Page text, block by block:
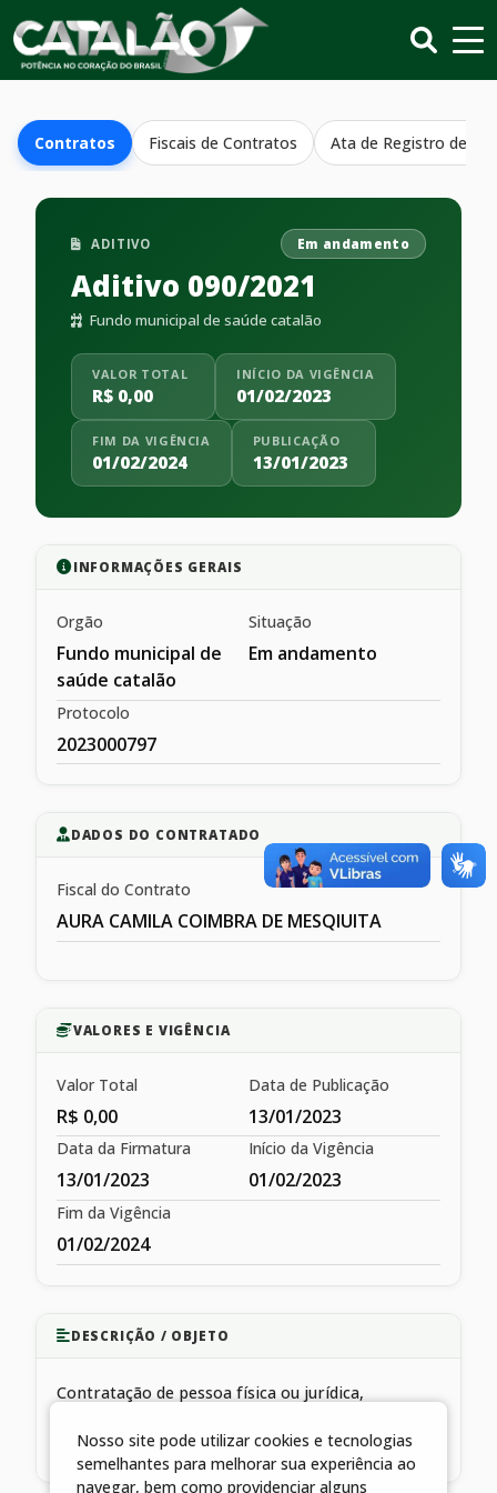
Contratos Fiscais de Contratos Ata de Registro de
ADITIVO Em andamento
Aditivo 090/2021
Fundo municipal de saúde catalão
VALOR TOTAL
R$ 0,00
INÍCIO DA VIGÊNCIA
01/02/2023
FIM DA VIGÊNCIA
01/02/2024
PUBLICAÇÃO
13/01/2023
INFORMAÇÕES GERAIS
Orgão
Fundo municipal de
saúde catalão
Situação
Em andamento
Protocolo
2023000797
DADOS DO CONTRATADO
Fiscal do Contrato
AURA CAMILA COIMBRA DE MESQIUITA
VALORES E VIGÊNCIA
Valor Total
R$ 0,00
Data de Publicação
13/01/2023
Data da Firmatura
13/01/2023
Início da Vigência
01/02/2023
Fim da Vigência
01/02/2024
DESCRIÇÃO / OBJETO
Contratação de pessoa física ou jurídica,
complementares de assistência à saúde
Nosso site pode utilizar cookies e tecnologias
semelhantes para melhorar sua experiência ao
navegar, bem como providenciar alguns